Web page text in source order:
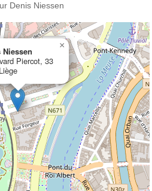
Denis Niessen
Niessen
Piercot, 33
×